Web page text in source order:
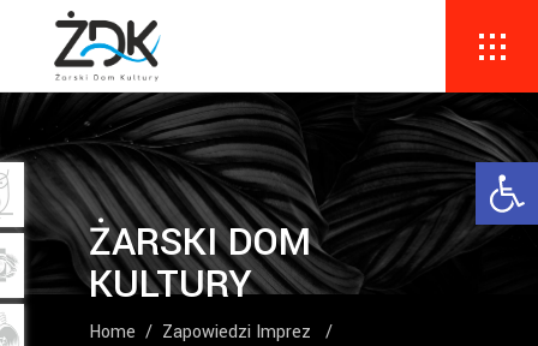
ŻARSKI DOM
KULTURY
Home / Zapowiedzi Imprez
/